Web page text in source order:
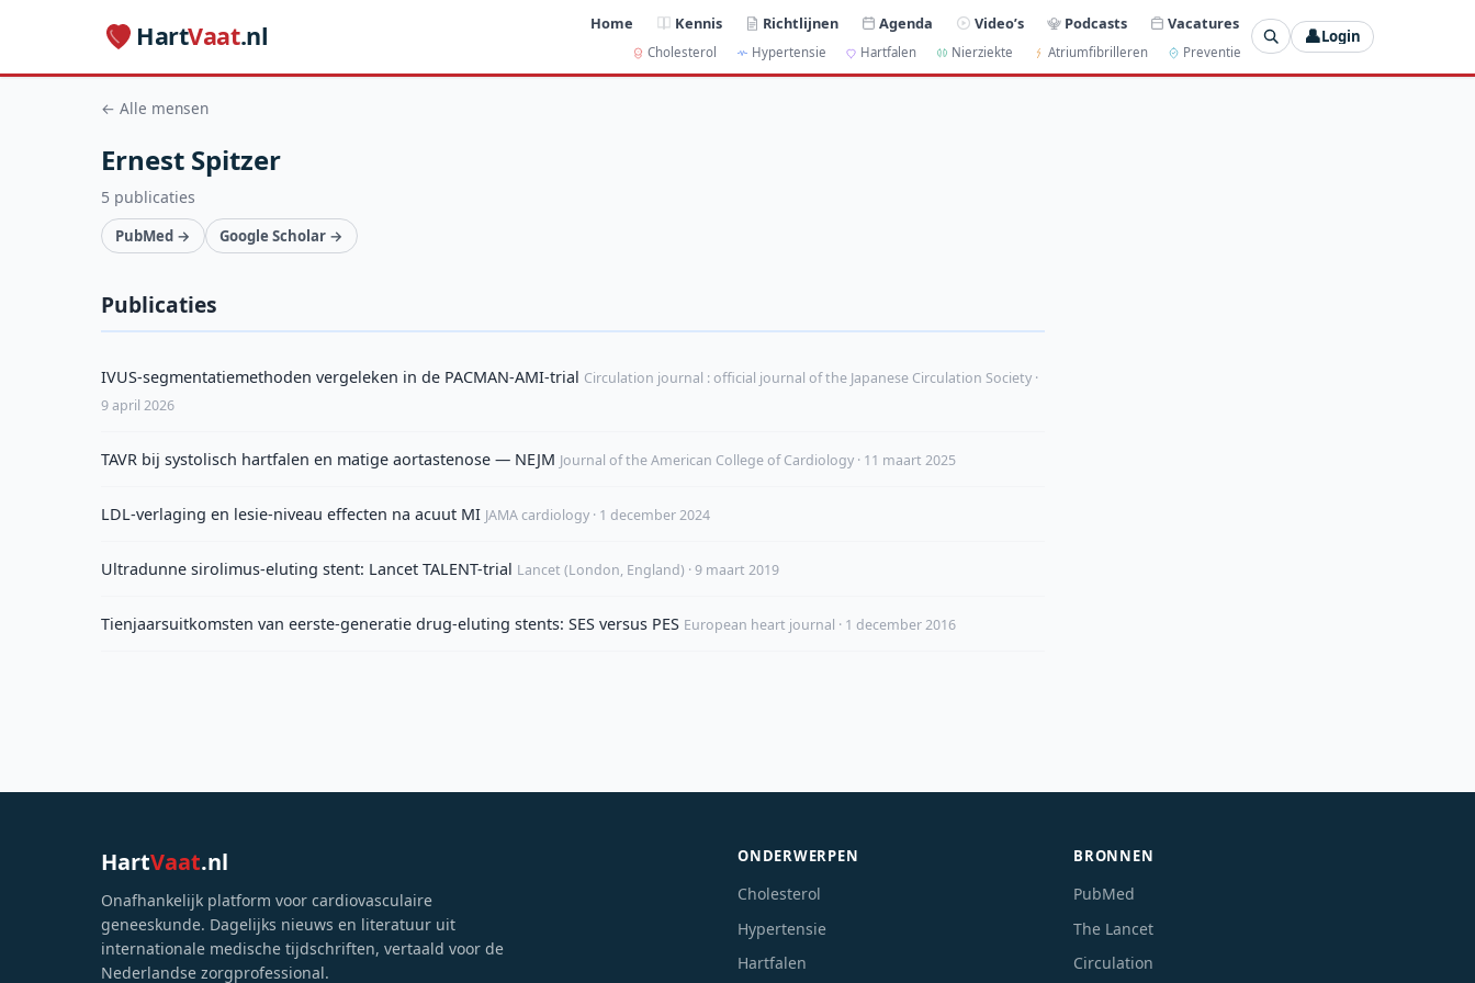
HartVaat.nl Home Kennis Richtlijnen Agenda Video’s Podcasts Vacatures
Cholesterol Hypertensie Hartfalen Nierziekte Atriumfibrilleren Preventie
👤Login
← Alle mensen
Ernest Spitzer
5 publicaties
PubMed → Google Scholar →
Publicaties
IVUS-segmentatiemethoden vergeleken in de PACMAN-AMI-trial Circulation journal : official journal of the Japanese Circulation Society ·
9 april 2026
TAVR bij systolisch hartfalen en matige aortastenose — NEJM Journal of the American College of Cardiology · 11 maart 2025
LDL-verlaging en lesie-niveau effecten na acuut MI JAMA cardiology · 1 december 2024
Ultradunne sirolimus-eluting stent: Lancet TALENT-trial Lancet (London, England) · 9 maart 2019
Tienjaarsuitkomsten van eerste-generatie drug-eluting stents: SES versus PES European heart journal · 1 december 2016
HartVaat.nl
Onafhankelijk platform voor cardiovasculaire
geneeskunde. Dagelijks nieuws en literatuur uit
internationale medische tijdschriften, vertaald voor de
Nederlandse zorgprofessional.
ONDERWERPEN
Cholesterol
Hypertensie
Hartfalen
BRONNEN
PubMed
The Lancet
Circulation